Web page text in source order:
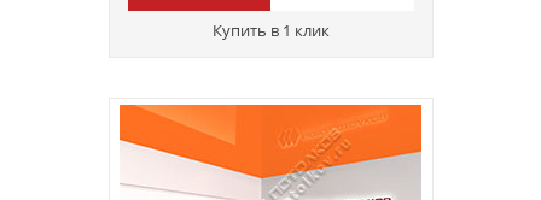
Купить в 1 клик